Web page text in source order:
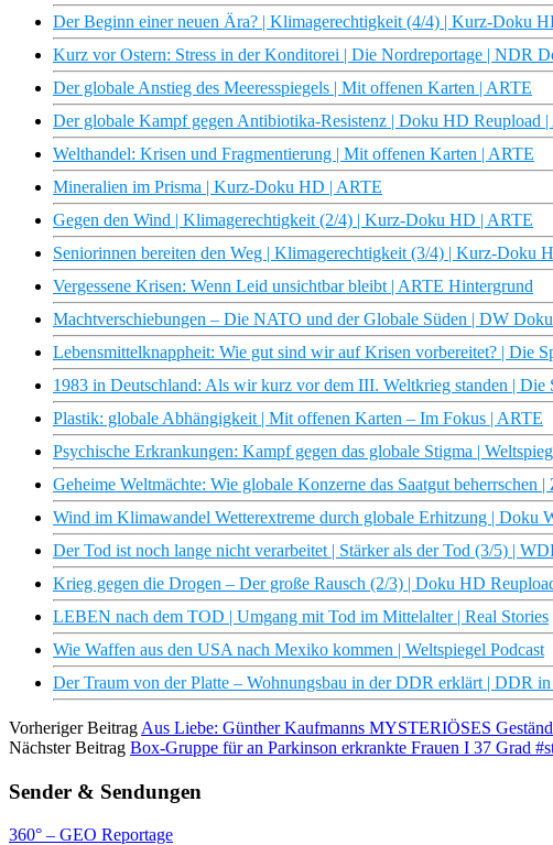
Der Beginn einer neuen Ära? | Klimagerechtigkeit (4/4) | Kurz-Doku
Kurz vor Ostern: Stress in der Konditorei | Die Nordreportage | NDR
Der globale Anstieg des Meeresspiegels | Mit offenen Karten | ARTE
Der globale Kampf gegen Antibiotika-Resistenz | Doku HD Reupload
Welthandel: Krisen und Fragmentierung | Mit offenen Karten | ARTE
Mineralien im Prisma | Kurz-Doku HD | ARTE
Gegen den Wind | Klimagerechtigkeit (2/4) | Kurz-Doku HD | ARTE
Seniorinnen bereiten den Weg | Klimagerechtigkeit (3/4) | Kurz-Doku
Vergessene Krisen: Wenn Leid unsichtbar bleibt | ARTE Hintergrund
Machtverschiebungen – Die NATO und der Globale Süden | DW
Lebensmittelknappheit: Wie gut sind wir auf Krisen vorbereitet? | Die
1983 in Deutschland: Als wir kurz vor dem III. Weltkrieg standen |
Plastik: globale Abhängigkeit | Mit offenen Karten – Im Fokus | ARTE
Psychische Erkrankungen: Kampf gegen das globale Stigma |
Geheime Weltmächte: Wie globale Konzerne das Saatgut beherrschen
Wind im Klimawandel Wetterextreme durch globale Erhitzung | Doku
Der Tod ist noch lange nicht verarbeitet | Stärker als der Tod (3/5) |
Krieg gegen die Drogen – Der große Rausch (2/3) | Doku HD
LEBEN nach dem TOD | Umgang mit Tod im Mittelalter | Real Stories
Wie Waffen aus den USA nach Mexiko kommen | Weltspiegel Podcast
Der Traum von der Platte – Wohnungsbau in der DDR erklärt | DDR
Vorheriger Beitrag Aus Liebe: Günther Kaufmanns MYSTERIÖSES
Nächster Beitrag Box-Gruppe für an Parkinson erkrankte Frauen I 37 Grad
Sender & Sendungen
360° – GEO Reportage